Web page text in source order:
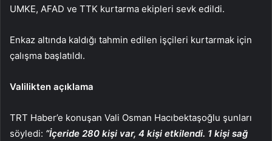
UMKE, AFAD ve TTK kurtarma ekipleri sevk edildi.
Enkaz altında kaldığı tahmin edilen işçileri kurtarmak için
çalışma başlatıldı.
Valilikten açıklama
TRT Haber’e konuşan Vali Osman Hacıbektaşoğlu şunları
söyledi: “İçeride 280 kişi var, 4 kişi etkilendi. 1 kişi sağ